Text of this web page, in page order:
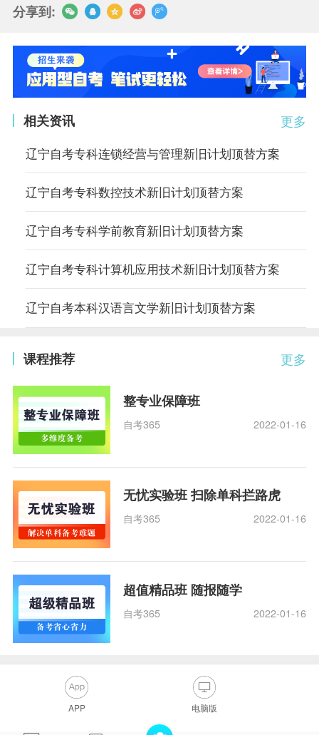
分享到:
更多
相关资讯
辽宁自考专科连锁经营与管理新旧计划顶替方案
辽宁自考专科数控技术新旧计划顶替方案
辽宁自考专科学前教育新旧计划顶替方案
辽宁自考专科计算机应用技术新旧计划顶替方案
辽宁自考本科汉语言文学新旧计划顶替方案
更多
课程推荐
整专业保障班
自考365 2022-01-16
无忧实验班 扫除单科拦路虎
自考365 2022-01-16
超值精品班 随报随学
自考365 2022-01-16
APP 电脑版